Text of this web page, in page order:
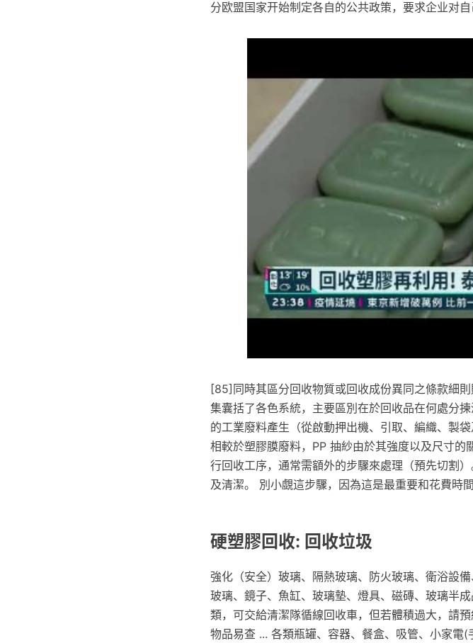
分欧盟国家开始制定各自的公共政策，要求企业对自
[85]同時其區分回收物質或回收成份異同之條款細
集囊括了各色系統，主要區別在於回收品在何處分
的工業廢料產生（從啟動押出機、引取、編織、製
相較於塑膠膜廢料，PP 抽紗由於其強度以及尺寸
行回收工序，通常需額外的步驟來處理（預先切割
及清潔。 別小覷這步驟，因為這是最重要和花費時間
硬塑膠回收: 回收垃圾
強化（安全）玻璃、隔熱玻璃、防火玻璃、衛浴設
玻璃、鏡子、魚缸、玻璃墊、燈具、磁磚、玻璃半
類，可交給清潔隊循線回收車，但若體積過大，請
物品易查 ... 各類瓶罐、容器、餐盒、吸管、小家電